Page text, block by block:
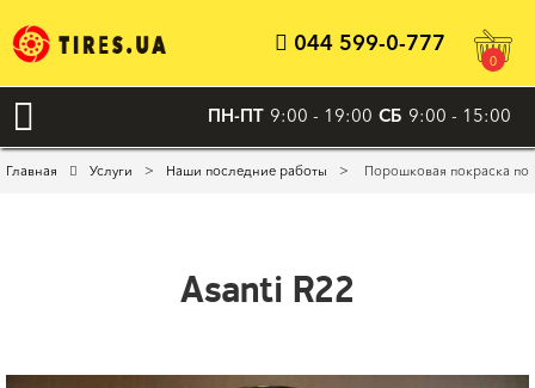
044 599-0-777
0
ПН-ПТ 9:00 - 19:00 СБ 9:00 - 15:00
Главная Услуги > Наши последние работы > Порошковая покраска
Asanti R22